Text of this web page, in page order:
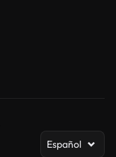
Español